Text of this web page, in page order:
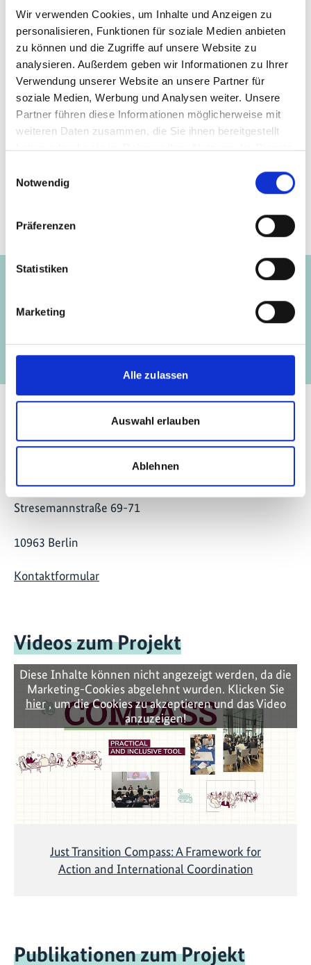
Wir verwenden Cookies, um Inhalte und Anzeigen zu
personalisieren, Funktionen für soziale Medien anbieten
zu können und die Zugriffe auf unsere Website zu
analysieren. Außerdem geben wir Informationen zu Ihrer
Verwendung unserer Website an unsere Partner für
soziale Medien, Werbung und Analysen weiter. Unsere
Partner führen diese Informationen möglicherweise mit
weiteren Daten zusammen, die Sie ihnen bereitgestellt
haben oder die sie im Rahmen Ihrer Nutzung der Dienste
Notwendig
Präferenzen
Statistiken
Marketing
Alle zulassen
Auswahl erlauben
Ablehnen
Klimaschutzinitiative (IKI) finanziert und von der GIZ
im Rahmen des Climate Diplomacy Action Programme
(CDAP) im Auftrag des Bundesministeriums für
Umwelt, Klimaschutz, Naturschutz und nukleare
Sicherheit (BMUKN) umgesetzt.
Seite teilen
Climate Diplomacy Action Programme (CDAP)
Kontakt
Zukunft – Umwelt – Gesellschaft (ZUG) gGmbH
Stresemannstraße 69-71
10963 Berlin
Kontaktformular
Videos zum Projekt
Diese Inhalte können nicht angezeigt werden, da die
Marketing-Cookies abgelehnt wurden. Klicken Sie
hier, um die Cookies zu akzeptieren und das Video
anzuzeigen!
Just Transition Compass: A Framework for
Action and International Coordination
Publikationen zum Projekt